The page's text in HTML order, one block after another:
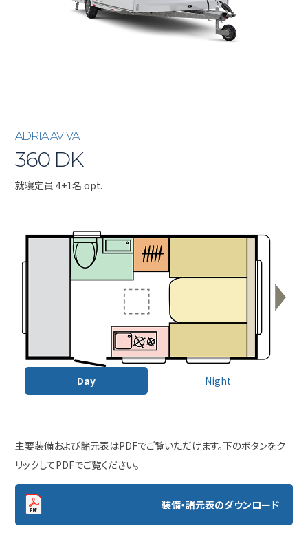
ADRIA AVIVA
360 DK
就寝定員 4+1名 opt.
Day Night
主要装備および諸元表はPDFでご覧いただけます。下のボタンをク
リックしてPDFでご覧ください。
装備・諸元表のダウンロード